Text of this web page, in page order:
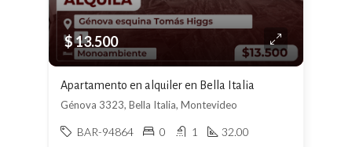
$ 13.500
Apartamento en alquiler en Bella Italia
Génova 3323, Bella Italia, Montevideo
BAR-94864 0 1 32.00